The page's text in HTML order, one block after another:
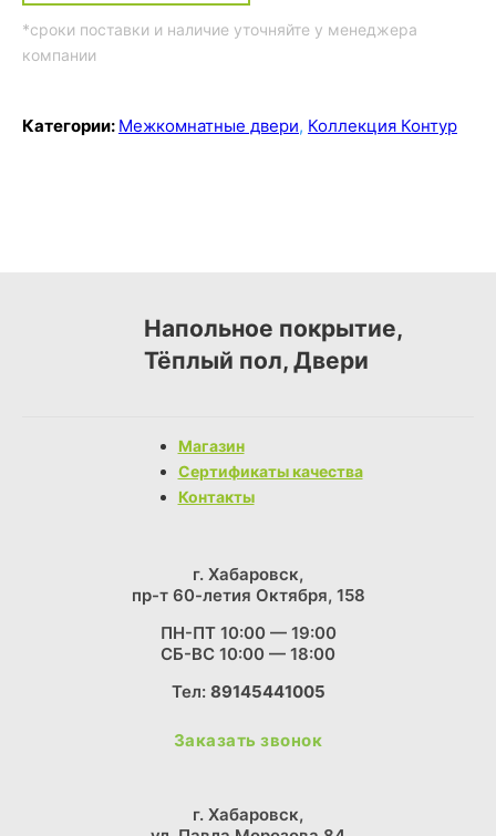
*сроки поставки и наличие уточняйте у менеджера
компании
Категории: Межкомнатные двери, Коллекция Контур
Напольное покрытие,
Тёплый пол, Двери
Магазин
Сертификаты качества
Контакты
г. Хабаровск,
пр-т 60-летия Октября, 158
ПН-ПТ 10:00 — 19:00
СБ-ВС 10:00 — 18:00
Тел: 89145441005
Заказать звонок
г. Хабаровск,